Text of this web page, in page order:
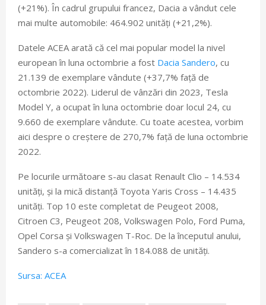
(+21%). În cadrul grupului francez, Dacia a vândut cele
mai multe automobile: 464.902 unități (+21,2%).
Datele ACEA arată că cel mai popular model la nivel
european în luna octombrie a fost Dacia Sandero, cu
21.139 de exemplare vândute (+37,7% față de
octombrie 2022). Liderul de vânzări din 2023, Tesla
Model Y, a ocupat în luna octombrie doar locul 24, cu
9.660 de exemplare vândute. Cu toate acestea, vorbim
aici despre o creștere de 270,7% față de luna octombrie
2022.
Pe locurile următoare s-au clasat Renault Clio – 14.534
unități, și la mică distanță Toyota Yaris Cross – 14.435
unități. Top 10 este completat de Peugeot 2008,
Citroen C3, Peugeot 208, Volkswagen Polo, Ford Puma,
Opel Corsa și Volkswagen T-Roc. De la începutul anului,
Sandero s-a comercializat în 184.088 de unități.
Sursa: ACEA